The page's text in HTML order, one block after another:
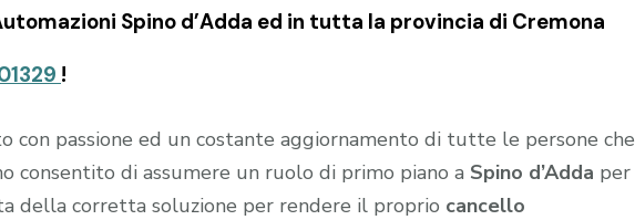
Spino d’Adda ed in tutta la provincia di Cremona
!
con passione ed un costante aggiornamento di tutte le persone che
consentito di assumere un ruolo di primo piano a Spino d’Adda per
della corretta soluzione per rendere il proprio cancello